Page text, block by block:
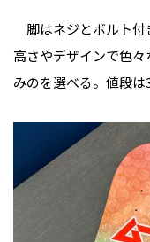
脚はネジとボルト付
高さやデザインで色
みのを選べる。値段は